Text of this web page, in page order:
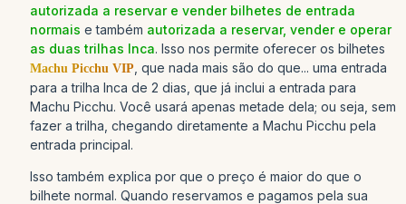
autorizada a reservar e vender bilhetes de entrada
normais e também autorizada a reservar, vender e operar
as duas trilhas Inca. Isso nos permite oferecer os bilhetes
Machu Picchu VIP , que nada mais são do que... uma entrada
para a trilha Inca de 2 dias, que já inclui a entrada para
Machu Picchu. Você usará apenas metade dela; ou seja, sem
fazer a trilha, chegando diretamente a Machu Picchu pela
entrada principal.
Isso também explica por que o preço é maior do que o
bilhete normal. Quando reservamos e pagamos pela sua